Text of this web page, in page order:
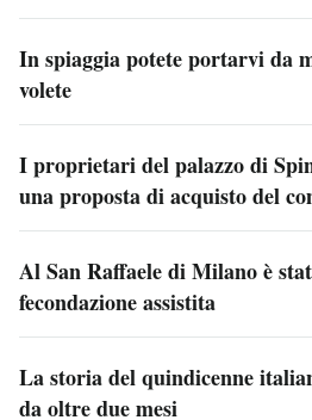
In spiaggia potete portarvi da
volete
I proprietari del palazzo di
una proposta di acquisto del
Al San Raffaele di Milano è
fecondazione assistita
La storia del quindicenne
da oltre due mesi